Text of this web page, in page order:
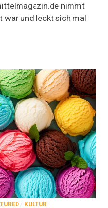
nimmt
war und leckt sich mal
/ KULTUR